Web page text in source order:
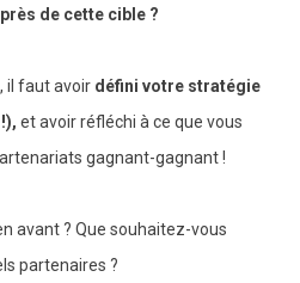
de cette cible ?
il faut avoir défini votre stratégie
!), et avoir réfléchi à ce que vous
gagnant-gagnant !
avant ? Que souhaitez-vous
partenaires ?